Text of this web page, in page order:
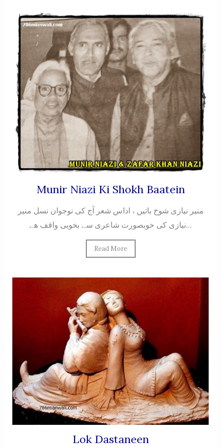
Munir Niazi Ki Shokh Baatein
منیر نیازی شوخ باتیں ، اداس شعر آج کی نوجوان نسل منیر
نیازی کی خوبصورت شاعری سے بخوبی واقف ھے...
Read More
Lok Dastaneen